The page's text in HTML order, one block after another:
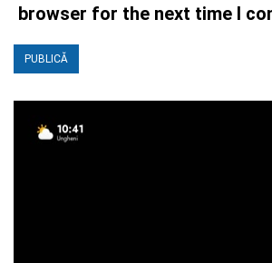
browser for the next time I